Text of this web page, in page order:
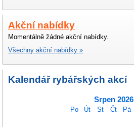
Akční nabídky
Momentálně žádné akční nabídky.
Všechny akční nabídky »
Kalendář rybářských akcí
Srpen 2026
Po Út St Čt Pá